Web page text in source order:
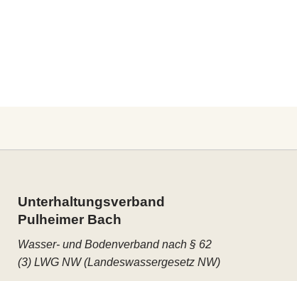
Unterhaltungs­verband
Pulheimer Bach
Wasser- und Bodenverband nach § 62
(3) LWG NW (Landeswassergesetz NW)